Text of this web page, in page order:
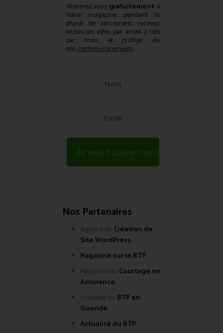
Abonnez vous gratuitementà
notre magazine pendant la
phase de lancement, recevez
toutes les infos par email 2 fois
par mois et profitez de
noscontenus premium.
Je veux booster mon site !
Nos Partenaires
Agence de Création de
Site WordPress
Magazine sur le BTP
Magazine du Courtage en
Assurance
Actualité du BTP en
Gironde
Actualité du BTP